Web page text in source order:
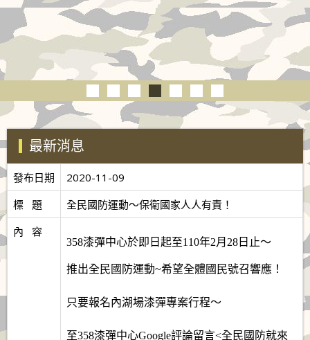
最新消息
發布日期
2020-11-09
標   題
全民國防運動～保衛國家人人有責！
內   容
358漆彈中心於即日起至110年2月28日止～
推出全民國防運動~希望全體國民號召響應！
只要報名內湖場漆彈專案行程～
至358漆彈中心Google評論留言<全民國防就來